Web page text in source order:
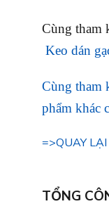
Cùng tham
Keo dán
Cùng tham
phẩm khác
=>QUAY LẠI
TỔNG